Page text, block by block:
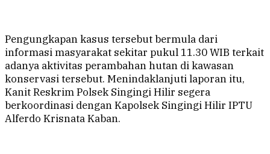
Pengungkapan kasus tersebut bermula dari
informasi masyarakat sekitar pukul 11.30 WIB terkait
adanya aktivitas perambahan hutan di kawasan
konservasi tersebut. Menindaklanjuti laporan itu,
Kanit Reskrim Polsek Singingi Hilir segera
berkoordinasi dengan Kapolsek Singingi Hilir IPTU
Alferdo Krisnata Kaban.